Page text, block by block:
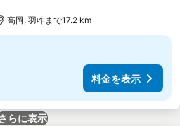
高岡, 羽咋まで17.2 km
料金を表示
らに表示